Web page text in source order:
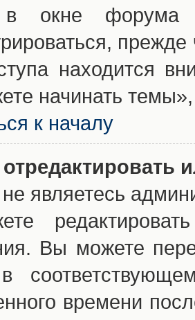
в окне
находится
начинать
к началу
являетесь
Вы можете
времени